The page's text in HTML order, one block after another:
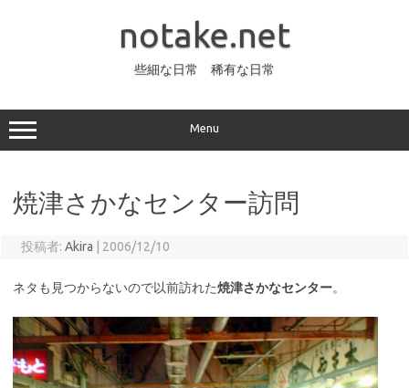
ッ
プ
notake.net
些細な日常 稀有な日常
Menu
焼津さかなセンター訪問
投稿者: Akira 2006/12/10
ネタも見つからないので以前訪れた焼津さかなセンター。